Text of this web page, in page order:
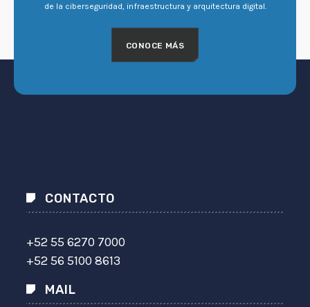
de la ciberseguridad, infraestructura y arquitectura digital.
CONOCE MÁS
CONTACTO
+52 55 6270 7000
+52 56 5100 8613
MAIL